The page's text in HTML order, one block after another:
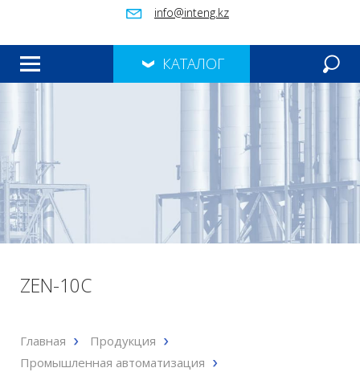
info@inteng.kz
КАТАЛОГ
ZEN-10C
Главная
Продукция
Промышленная автоматизация